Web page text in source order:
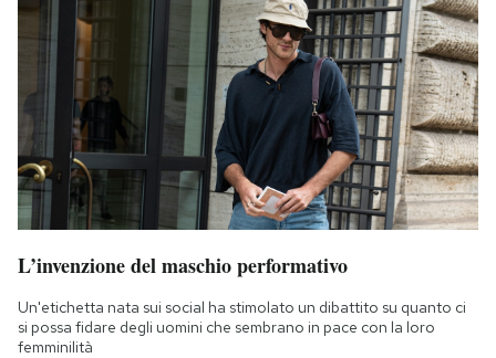
L’invenzione del maschio performativo
Un'etichetta nata sui social ha stimolato un dibattito su quanto ci
si possa fidare degli uomini che sembrano in pace con la loro
femminilità